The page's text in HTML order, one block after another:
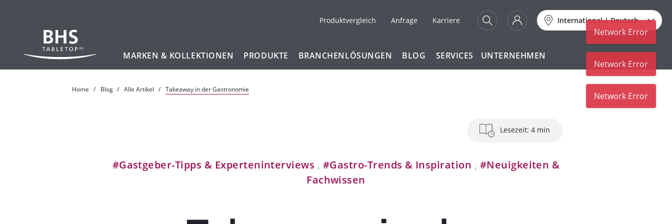
Produktvergleich Anfrage Karriere International|Deutsch
MARKEN & KOLLEKTIONEN PRODUKTE BRANCHENLÖSUNGEN BLOG SERVICES UNTERNEHMEN
Home Blog Alle Artikel Takeaway in der Gastronomie
Lesezeit: 4 min
#Gastgeber-Tipps & Experteninterviews , #Gastro-Trends & Inspiration , #Neuigkeiten &
Fachwissen
Network Error
Network Error
Network Error